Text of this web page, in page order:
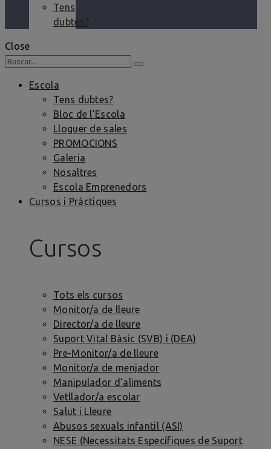
Tens
dubtes?
Close
Escola
Tens dubtes?
Bloc de l’Escola
Lloguer de sales
PROMOCIONS
Galeria
Nosaltres
Escola Emprenedors
Cursos i Pràctiques
Cursos
Tots els cursos
Monitor/a de lleure
Director/a de lleure
Suport Vital Bàsic (SVB) i (DEA)
Pre-Monitor/a de lleure
Monitor/a de menjador
Manipulador d’aliments
Vetllador/a escolar
Salut i Lleure
Abusos sexuals infantil (ASI)
NESE (Necessitats Específiques de Suport